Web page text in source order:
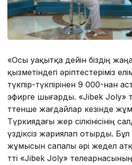
«Осы уақытқа дейін біздің
қызметіндегі әріптестеріміз
түкпір-түкпірінен 9 000-нан
эфирге шығарды. «Jibek Joly»
төтенше жағдайлар кезінде
Түркиядағы жер сілкінісінің
үздіксіз жариялап отырды. Бұл
жұмысын сапалы әрі жедел
өтті «Jibek Joly»